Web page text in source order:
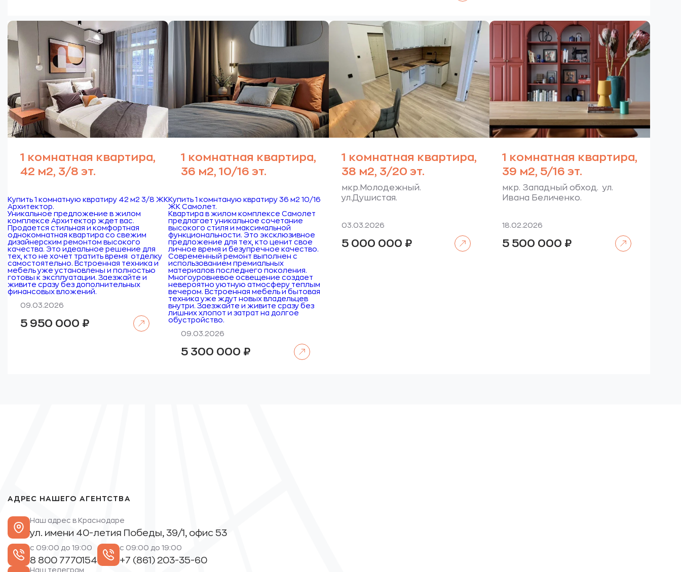
1 комнатная квартира,
42 м2, 3/8 эт.
Купить 1 комнатную квратиру 42 м2 3/8 ЖК
Архитектор.
Уникальное предложение в жилом
комплексе Архитектор ждет вас.
Продается стильная и комфортная
однокомнатная квартира со свежим
дизайнерским ремонтом высокого
качества. Это идеальное решение для
тех, кто не хочет тратить время отделку
самостоятельно. Встроенная техника и
мебель уже установлены и полностью
готовы к эксплуатации. Заезжайте и
живите сразу без дополнительных
финансовых вложений.
09.03.2026
5 950 000 ₽
1 комнатная квартира,
36 м2, 10/16 эт.
Купить 1 комнтаную квратиру 36 м2 10/16
ЖК Самолет.
Квартира в жилом комплексе Самолет
предлагает уникальное сочетание
высокого стиля и максимальной
функциональности. Это эксклюзивное
предложение для тех, кто ценит свое
личное время и безупречное качество.
Современный ремонт выполнен с
использованием премиальных
материалов последнего поколения.
Многоуровневое освещение создает
невероятно уютную атмосферу теплым
вечером. Встроенная мебель и бытовая
техника уже ждут новых владельцев
внутри. Заезжайте и живите сразу без
лишних хлопот и затрат на долгое
обустройство.
09.03.2026
5 300 000 ₽
1 комнатная квартира,
38 м2, 3/20 эт.
мкр.Молодежный.
ул.Душистая.
03.03.2026
5 000 000 ₽
1 комнатная квартира,
39 м2, 5/16 эт.
мкр. Западный обход. ул.
Ивана Беличенко.
18.02.2026
5 500 000 ₽
АДРЕС НАШЕГО АГЕНТСТВА
Наш адрес в Краснодаре
ул. имени 40-летия Победы, 39/1, офис 53
с 09:00 до 19:00
8 800 7770154
с 09:00 до 19:00
+7 (861) 203-35-60
Наш телеграм